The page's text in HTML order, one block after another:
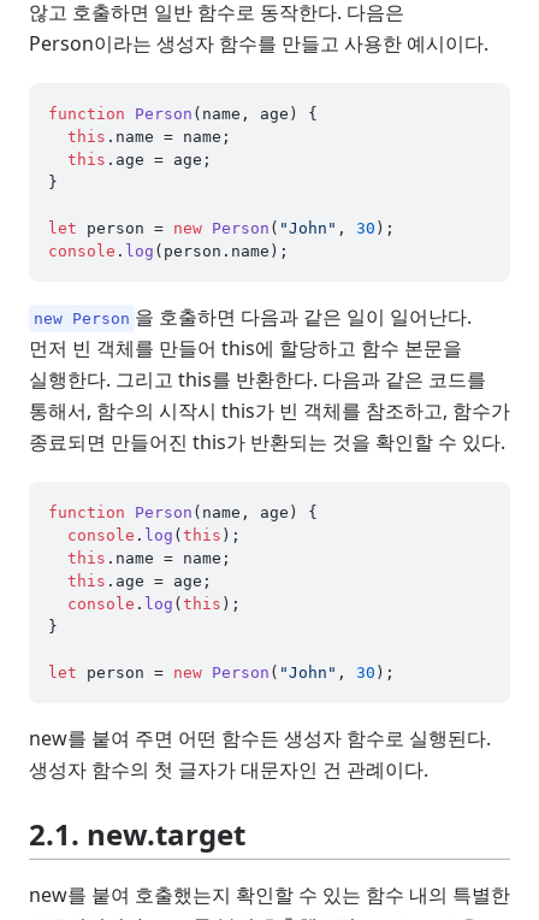
않고 호출하면 일반 함수로 동작한다. 다음은
Person이라는 생성자 함수를 만들고 사용한 예시이다.
function Person ( name, age ) {
this . name = name;
this . age = age;
}
let person = new Person ( "John" , 30
console . log (person. name
new Person 을 호출하면 다음과 같은 일이 일어난다.
먼저 빈 객체를 만들어 this에 할당하고 함수 본문을
실행한다. 그리고 this를 반환한다. 다음과 같은 코드를
통해서, 함수의 시작시 this가 빈 객체를 참조하고, 함수가
종료되면 만들어진 this가 반환되는 것을 확인할 수 있다.
function Person ( name, age ) {
console . log ( this );
this . name = name;
this . age = age;
console . log ( this );
}
let person = new Person ( "John" , 30
new를 붙여 주면 어떤 함수든 생성자 함수로 실행된다.
생성자 함수의 첫 글자가 대문자인 건 관례이다.
2.1. new.target
new를 붙여 호출했는지 확인할 수 있는 함수 내의 특별한